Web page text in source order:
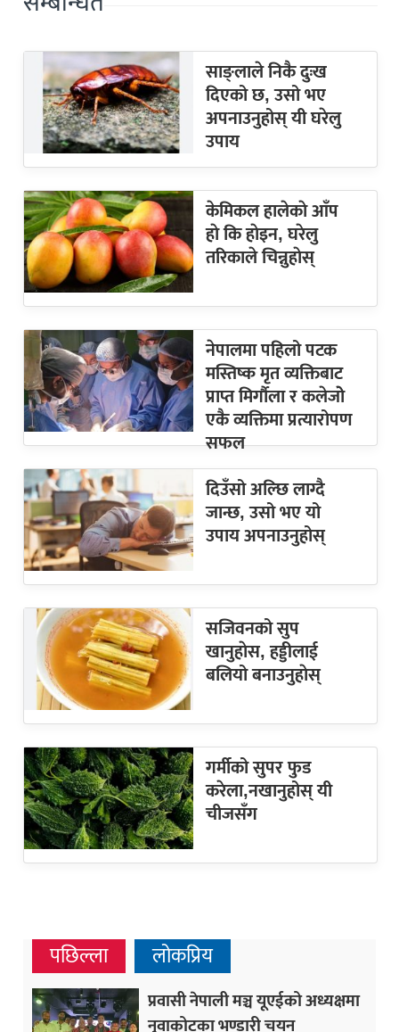
साङ्लाले निकै दुःख
दिएको छ, उसो भए
अपनाउनुहोस् यी घरेलु
उपाय
केमिकल हालेकाे आँप
हाे कि हाेइन, घरेलु
तरिकाले चिन्नुहाेस्
नेपालमा पहिलो पटक
मस्तिष्क मृत व्यक्तिबाट
प्राप्त मिर्गौला र कलेजोे
एकै व्यक्तिमा प्रत्यारोपण
सफल
दिउँसो अल्छि लाग्दै
जान्छ, उसो भए यो
उपाय अपनाउनुहोस्
सजिवनको सुप
खानुहाेस, हड्डीलाई
बलियो बनाउनुहाेस्
गर्मीको सुपर फुड
करेला,नखानुहोस् यी
चीजसँग
पछिल्ला लोकप्रिय
प्रवासी नेपाली मञ्च यूएईको अध्यक्षमा
नुवाकोटका भण्डारी चयन